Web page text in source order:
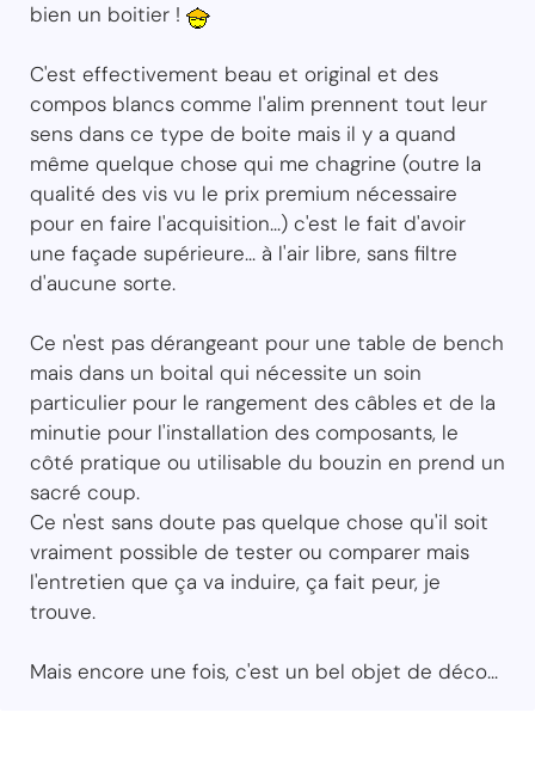
bien un boitier !
C'est effectivement beau et original et des
compos blancs comme l'alim prennent tout leur
sens dans ce type de boite mais il y a quand
même quelque chose qui me chagrine (outre la
qualité des vis vu le prix premium nécessaire
pour en faire l'acquisition...) c'est le fait d'avoir
une façade supérieure... à l'air libre, sans filtre
d'aucune sorte.
Ce n'est pas dérangeant pour une table de bench
mais dans un boital qui nécessite un soin
particulier pour le rangement des câbles et de la
minutie pour l'installation des composants, le
côté pratique ou utilisable du bouzin en prend un
sacré coup.
Ce n'est sans doute pas quelque chose qu'il soit
vraiment possible de tester ou comparer mais
l'entretien que ça va induire, ça fait peur, je
trouve.
Mais encore une fois, c'est un bel objet de déco...